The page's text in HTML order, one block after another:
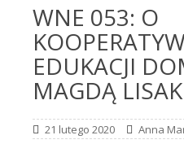
WNE 053: O
EDUKACJI
MAGDĄ LISAK
21 lutego 2020 Anna